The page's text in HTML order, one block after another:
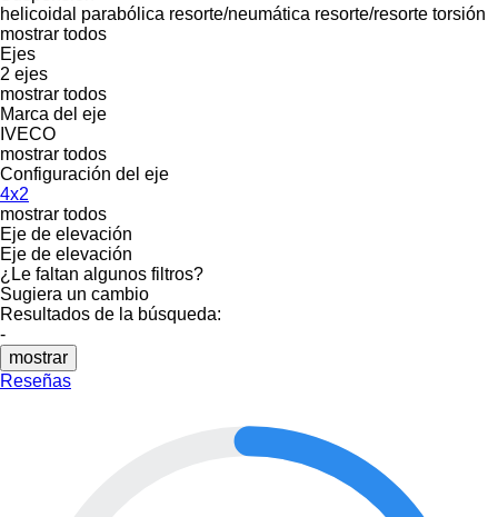
helicoidal parabólica resorte/neumática resorte/resorte torsión
mostrar todos
Ejes
2 ejes
mostrar todos
Marca del eje
IVECO
mostrar todos
Configuración del eje
4x2
mostrar todos
Eje de elevación
Eje de elevación
¿Le faltan algunos filtros?
Sugiera un cambio
Resultados de la búsqueda:
-
mostrar
Reseñas